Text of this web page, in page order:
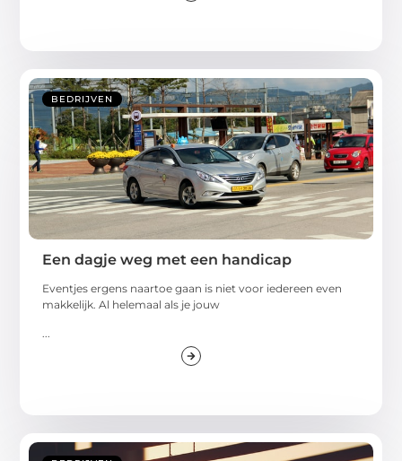
BEDRIJVEN
Een dagje weg met een handicap
Eventjes ergens naartoe gaan is niet voor iedereen even
makkelijk. Al helemaal als je jouw
...